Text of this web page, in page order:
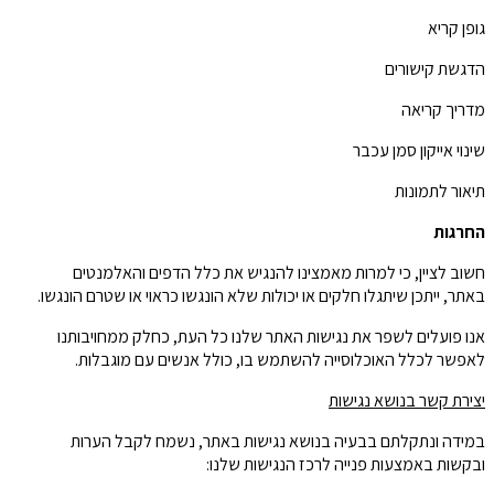
גופן קריא
הדגשת קישורים
מדריך קריאה
שינוי אייקון סמן עכבר
תיאור לתמונות
החרגות
חשוב לציין, כי למרות מאמצינו להנגיש את כלל הדפים והאלמנטים
באתר, ייתכן שיתגלו חלקים או יכולות שלא הונגשו כראוי או שטרם הונגשו.
אנו פועלים לשפר את נגישות האתר שלנו כל העת, כחלק ממחויבותנו
לאפשר לכלל האוכלוסייה להשתמש בו, כולל אנשים עם מוגבלות.
יצירת קשר בנושא נגישות
במידה ונתקלתם בבעיה בנושא נגישות באתר, נשמח לקבל הערות
ובקשות באמצעות פנייה לרכז הנגישות שלנו: